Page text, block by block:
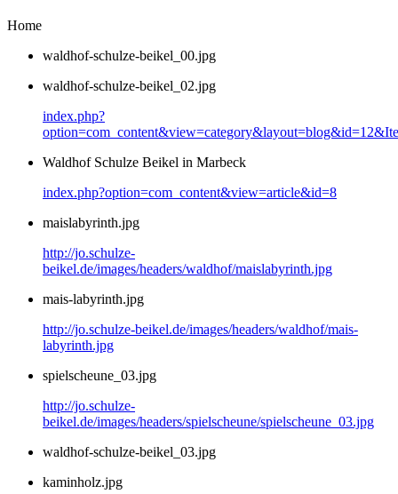
Home
waldhof-schulze-beikel_00.jpg
waldhof-schulze-beikel_02.jpg
index.php?
Waldhof Schulze Beikel in Marbeck
index.php?option=com_content&view=article&id=8
maislabyrinth.jpg
http://jo.schulze-
beikel.de/images/headers/waldhof/maislabyrinth.jpg
mais-labyrinth.jpg
http://jo.schulze-beikel.de/images/headers/waldhof/mais-
labyrinth.jpg
spielscheune_03.jpg
http://jo.schulze-
beikel.de/images/headers/spielscheune/spielscheune_03.jpg
waldhof-schulze-beikel_03.jpg
kaminholz.jpg